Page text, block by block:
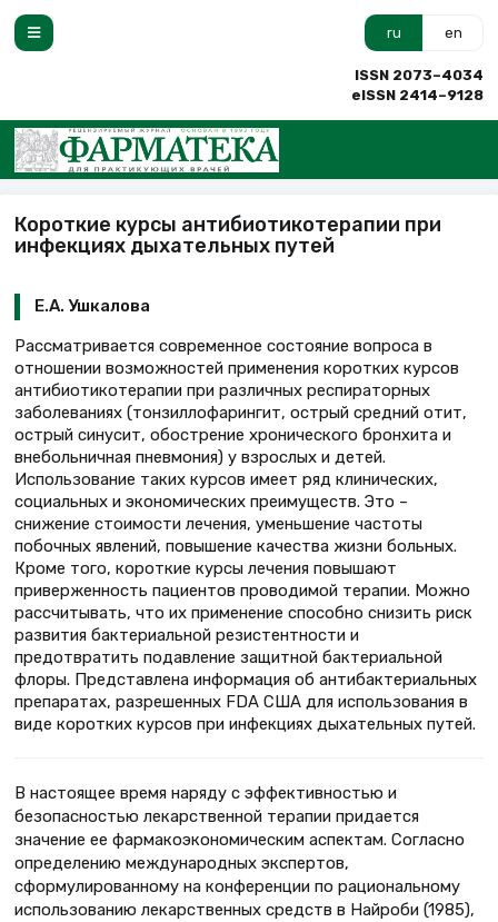
ru en
ISSN 2073–4034
eISSN 2414–9128
Короткие курсы антибиотикотерапии при
инфекциях дыхательных путей
Е.А. Ушкалова
Рассматривается современное состояние вопроса в
отношении возможностей применения коротких курсов
антибиотикотерапии при различных респираторных
заболеваниях (тонзиллофарингит, острый средний отит,
острый синусит, обострение хронического бронхита и
внебольничная пневмония) у взрослых и детей.
Использование таких курсов имеет ряд клинических,
социальных и экономических преимуществ. Это –
снижение стоимости лечения, уменьшение частоты
побочных явлений, повышение качества жизни больных.
Кроме того, короткие курсы лечения повышают
приверженность пациентов проводимой терапии. Можно
рассчитывать, что их применение способно снизить риск
развития бактериальной резистентности и
предотвратить подавление защитной бактериальной
флоры. Представлена информация об антибактериальных
препаратах, разрешенных FDA США для использования в
виде коротких курсов при инфекциях дыхательных путей.
В настоящее время наряду с эффективностью и
безопасностью лекарственной терапии придается
значение ее фармакоэкономическим аспектам. Согласно
определению международных экспертов,
сформулированному на конференции по рациональному
использованию лекарственных средств в Найроби (1985),